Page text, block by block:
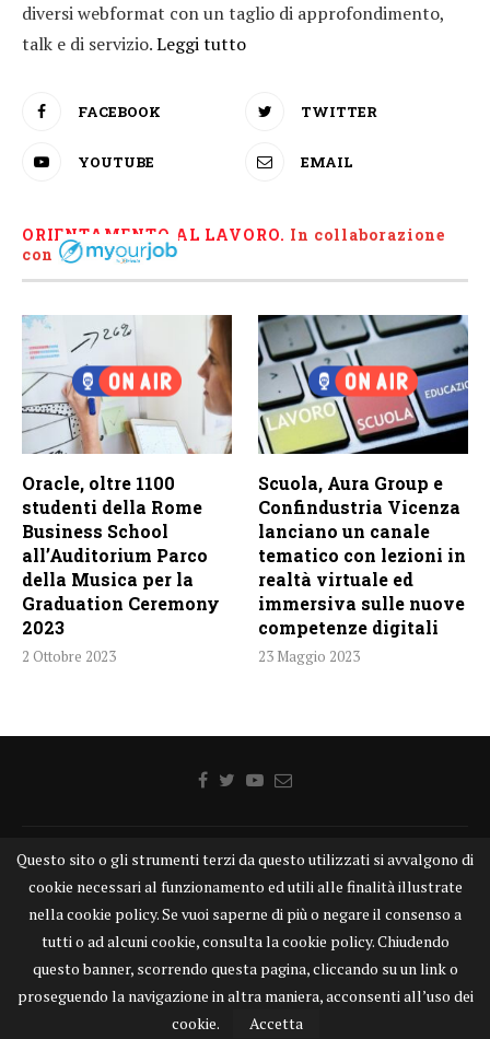
diversi webformat con un taglio di approfondimento,
talk e di servizio.Leggi tutto
FACEBOOK TWITTER
YOUTUBE EMAIL
ORIENTAMENTO AL LAVORO. In collaborazione
con
Oracle, oltre 1100
studenti della Rome
Business School
all’Auditorium Parco
della Musica per la
Graduation Ceremony
2023
2 Ottobre 2023
Scuola, Aura Group e
Confindustria Vicenza
lanciano un canale
tematico con lezioni in
realtà virtuale ed
immersiva sulle nuove
competenze digitali
23 Maggio 2023
Home Chi siamo Disclaimer Cookie Contatti
Privacy Policy KONGTV
KONGnews ©KONG Comunicazione s.r.l. - P.IVA: 15049871005
Alcune delle foto pubblicate su KONGnews.it sono state prese da Internet,
e valutate di pubblico dominio. Qualora i soggetti o gli autori delle stesse
avessero qualcosa da eccepire alla loro pubblicazione, non esitino a
segnalarlo alla redazione. Contatti:
Questo sito o gli strumenti terzi da questo utilizzati si avvalgono di
cookie necessari al funzionamento ed utili alle finalità illustrate
nella cookie policy. Se vuoi saperne di più o negare il consenso a
tutti o ad alcuni cookie, consulta la cookie policy. Chiudendo
questo banner, scorrendo questa pagina, cliccando su un link o
proseguendo la navigazione in altra maniera, acconsenti all’uso dei
cookie.
Accetta